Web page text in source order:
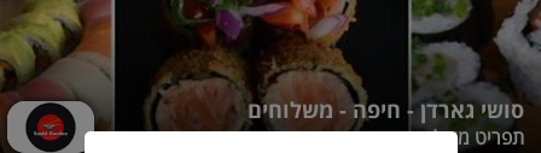
סושי גארדן - חיפה - משלוחים
תפריט משלוחים